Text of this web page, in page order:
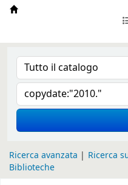
Biblioteca Iglesia
Ricerca avanzata Ricerca
Biblioteche